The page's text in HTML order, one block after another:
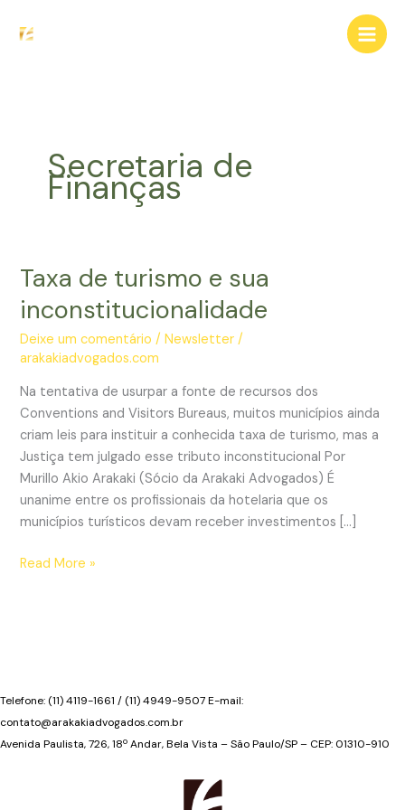
para
Secretaria de
Finanças
Taxa de turismo e sua
inconstitucionalidade
Deixe um comentário /Newsletter /
arakakiadvogados.com
Na tentativa de usurpar a fonte de recursos dos
Conventions and Visitors Bureaus, muitos municípios ainda
criam leis para instituir a conhecida taxa de turismo, mas a
Justiça tem julgado esse tributo inconstitucional Por
Murillo Akio Arakaki (Sócio da Arakaki Advogados) É
unanime entre os profissionais da hotelaria que os
municípios turísticos devam receber investimentos […]
Taxa
Read More »
Telefone: (11) 4119-1661 / (11) 4949-9507 E-mail:
contato@arakakiadvogados.com.br
Avenida Paulista, 726, 18º Andar, Bela Vista – São Paulo/SP – CEP: 01310-910